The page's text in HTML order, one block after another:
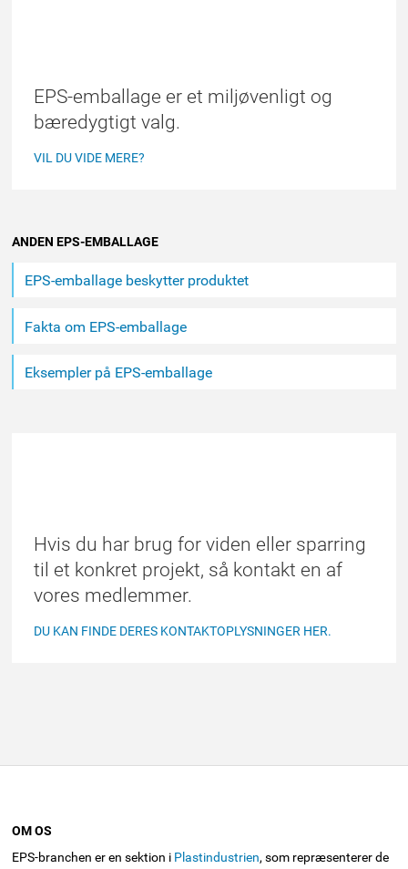
EPS-emballage er et miljøvenligt og
bæredygtigt valg.
VIL DU VIDE MERE?
ANDEN EPS-EMBALLAGE
EPS-emballage beskytter produktet
Fakta om EPS-emballage
Eksempler på EPS-emballage
Hvis du har brug for viden eller sparring
til et konkret projekt, så kontakt en af
vores medlemmer.
DU KAN FINDE DERES KONTAKTOPLYSNINGER HER.
OM OS
EPS-branchen er en sektion i Plastindustrien, som repræsenterer de